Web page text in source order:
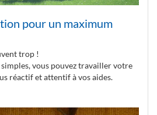
pour un maximum
trop !
vous pouvez travailler votre
réactif et attentif à vos aides.